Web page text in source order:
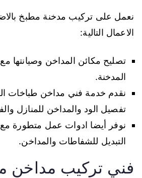
نعمل على تركيب مدخنة مطبخ
الاعمال التالية:
تصليح مكائن المداخن وصيانتها
المدخنة.
نقدم خدمة فني مداخن طباخات
تفصيل الود والمداخن للمنازل
نوفر أيضا ادوات عمل متطورة
التبديل للشفاطات والمداخن.
فني تركيب مداخن